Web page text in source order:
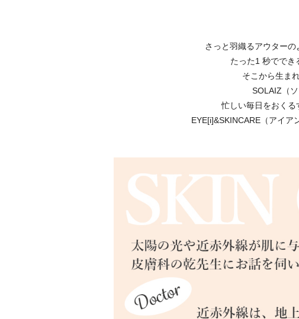
さっと羽織るアウターの
たった1 秒ででき
そこから生ま
SOLAIZ（ソ
忙しい毎日をおくる
EYE[i]&SKINCARE（アイア